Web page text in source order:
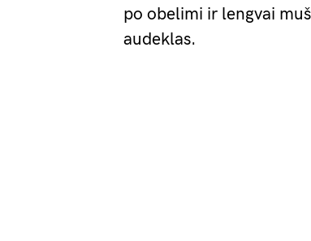
po obelimi ir lengvai
audeklas.